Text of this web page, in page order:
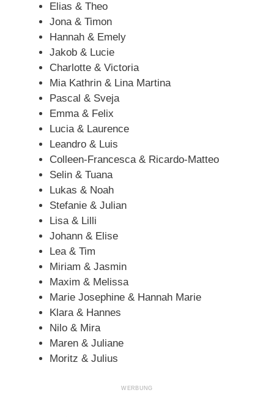
Elias & Theo
Jona & Timon
Hannah & Emely
Jakob & Lucie
Charlotte & Victoria
Mia Kathrin & Lina Martina
Pascal & Sveja
Emma & Felix
Lucia & Laurence
Leandro & Luis
Colleen-Francesca & Ricardo-Matteo
Selin & Tuana
Lukas & Noah
Stefanie & Julian
Lisa & Lilli
Johann & Elise
Lea & Tim
Miriam & Jasmin
Maxim & Melissa
Marie Josephine & Hannah Marie
Klara & Hannes
Nilo & Mira
Maren & Juliane
Moritz & Julius